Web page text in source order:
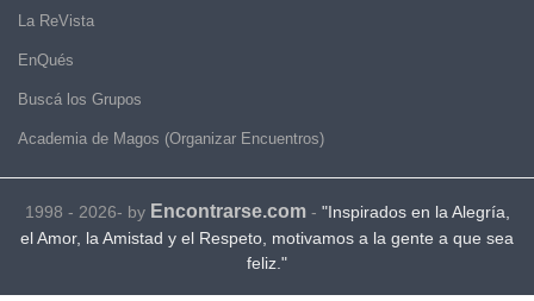
La ReVista
EnQués
Buscá los Grupos
Academia de Magos (Organizar Encuentros)
1998 - 2026- by Encontrarse.com- "Inspirados en la Alegría,
el Amor, la Amistad y el Respeto, motivamos a la gente a que sea
feliz."